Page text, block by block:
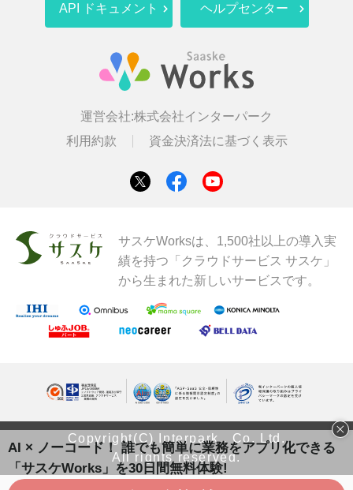
API ドキュメント ヘルプセンター
運営会社:株式会社インターパーク
利用約款
資金決済法に基づく表示
サスケWorksは、1,500社以上の導入実
績を持つ「クラウドサービス サスケ」
から生まれた新しいサービスです。
Copyright(C) Interpark., Co. Ltd.
All rights reserved.
AI × ノーコード！ 誰でも簡単に業務をアプリ化できる
「サスケWorks」を30日間無料体験!